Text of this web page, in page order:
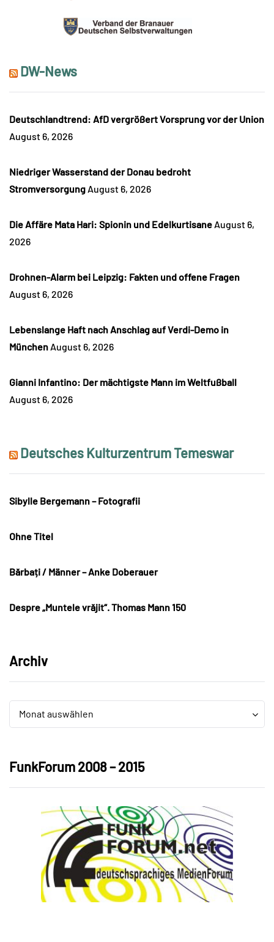
DW-News
Deutschlandtrend: AfD vergrößert Vorsprung vor der Union
August 6, 2026
Niedriger Wasserstand der Donau bedroht
Stromversorgung August 6, 2026
Die Affäre Mata Hari: Spionin und Edelkurtisane August 6,
2026
Drohnen-Alarm bei Leipzig: Fakten und offene Fragen
August 6, 2026
Lebenslange Haft nach Anschlag auf Verdi-Demo in
München August 6, 2026
Gianni Infantino: Der mächtigste Mann im Weltfußball
August 6, 2026
Deutsches Kulturzentrum Temeswar
Sibylle Bergemann – Fotografii
Ohne Titel
Bărbați / Männer – Anke Doberauer
Despre „Muntele vrăjit“. Thomas Mann 150
Archiv
Archiv
Monat auswählen
Archiv
FunkForum 2008 – 2015